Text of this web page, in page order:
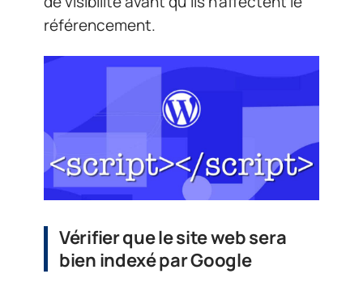
référencement.
Vérifier que le site web sera
bien indexé par Google